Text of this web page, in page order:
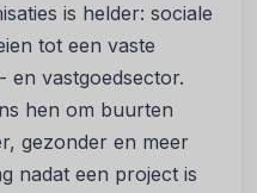
is helder: sociale
tot een vaste
en vastgoedsector.
hen om buurten
gezonder en meer
nadat een project is